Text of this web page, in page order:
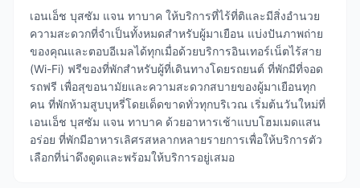
เอนเอ็ช บุสซัม แจน ทาบาค ให้บริการที่ไร้ที่ติและมีสิ่งอำนวย
ความสะดวกที่จำเป็นทั้งหมดสำหรับผู้มาเยือน แบ่งปันภาพถ่าย
ของคุณและตอบอีเมลได้ทุกเมื่อด้วยบริการอินเทอร์เน็ตไร้สาย
(Wi-Fi) ฟรีของที่พักสำหรับผู้ที่เดินทางโดยรถยนต์ ที่พักมีที่จอด
รถฟรี เพื่อสุขอนามัยและความสะดวกสบายของผู้มาเยือนทุก
คน ที่พักห้ามสูบบุหรี่โดยเด็ดขาดทั่วทุกบริเวณ เริ่มต้นวันใหม่ที่
เอนเอ็ช บุสซัม แจน ทาบาค ด้วยอาหารเช้าแบบโฮมเมดแสน
อร่อย ที่พักมีอาหารเลิศรสหลากหลายรายการเพื่อให้บริการตัว
เลือกที่น่าดึงดูดและพร้อมให้บริการอยู่เสมอ